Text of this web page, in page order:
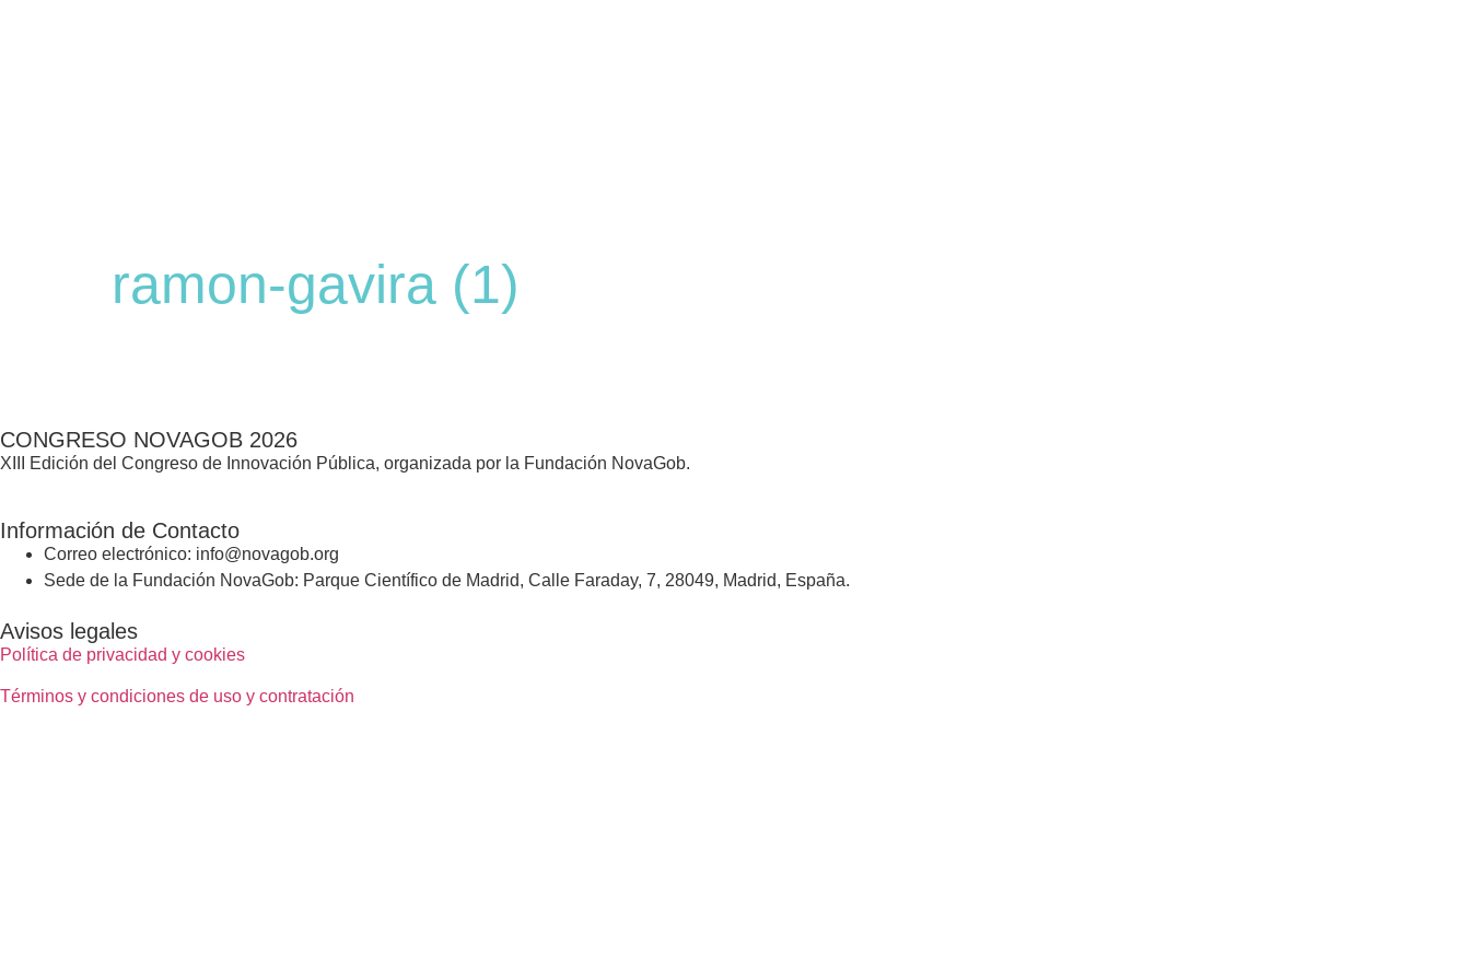
ramon-gavira (1)
CONGRESO NOVAGOB 2026
XIII Edición del Congreso de Innovación Pública, organizada por la Fundación NovaGob.
Información de Contacto
Correo electrónico: info@novagob.org
Sede de la Fundación NovaGob: Parque Científico de Madrid, Calle Faraday, 7, 28049, Madrid, España.
Avisos legales
Política de privacidad y cookies
Términos y condiciones de uso y contratación